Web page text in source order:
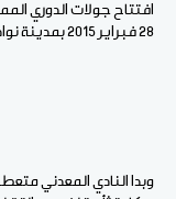
افتتاح جولات الدوري
28 فبراير 2015 بمدينة نواذيبو.
وبدا النادي المعدني